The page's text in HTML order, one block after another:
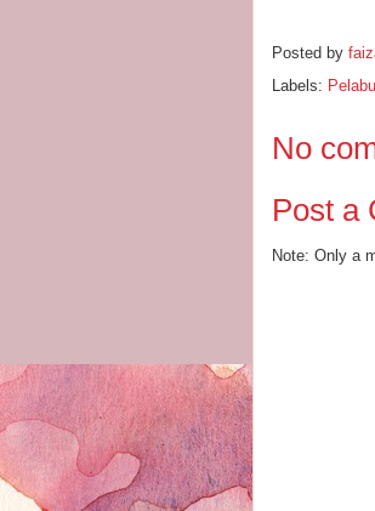
Posted by
Labels:
No
Post a
Note: Only a